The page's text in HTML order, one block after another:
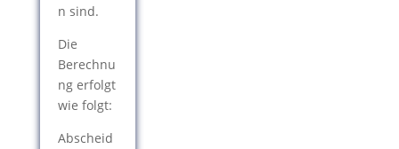
n sind.
Die
Berechnu
ng erfolgt
wie folgt:
Abscheid